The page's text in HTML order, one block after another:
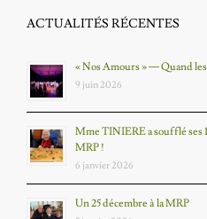
ACTUALITÉS RÉCENTES
« Nos Amours » — Quand
9 juin 2026
Mme TINIERE a soufflé ses
MRP !
6 janvier 2026
Un 25 décembre à la MRP